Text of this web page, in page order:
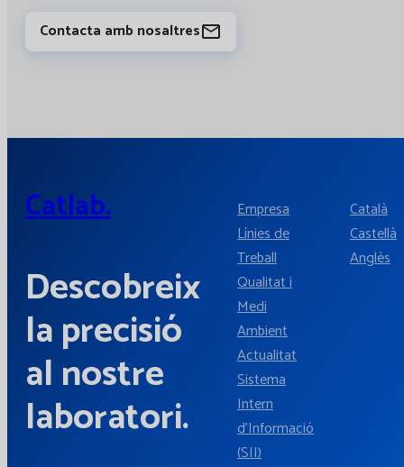
Contacta amb nosaltres
Catlab.
Descobreix
la precisió
al nostre
laboratori.
Empresa
Línies de
Treball
Qualitat i
Medi
Ambient
Actualitat
Sistema
Intern
d'Informació
(SII)
Català
Castellà
Anglès